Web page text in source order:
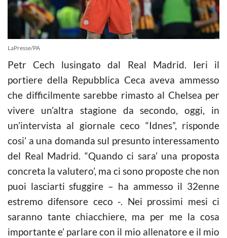
LaPresse/PA
Petr Cech lusingato dal Real Madrid. Ieri il
portiere della Repubblica Ceca aveva ammesso
che difficilmente sarebbe rimasto al Chelsea per
vivere un’altra stagione da secondo, oggi, in
un’intervista al giornale ceco “Idnes”, risponde
cosi’ a una domanda sul presunto interessamento
del Real Madrid. “Quando ci sara’ una proposta
concreta la valutero’, ma ci sono proposte che non
puoi lasciarti sfuggire – ha ammesso il 32enne
estremo difensore ceco -. Nei prossimi mesi ci
saranno tante chiacchiere, ma per me la cosa
importante e’ parlare con il mio allenatore e il mio